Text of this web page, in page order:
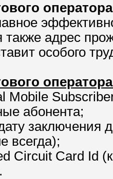
оператора
также адрес
особого
оператора
Mobile
абонента;
заключения
всегда);
Circuit Card Id